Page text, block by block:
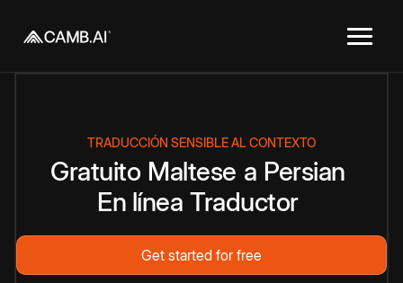
TRADUCCIÓN SENSIBLE AL CONTEXTO
Gratuito Maltese a Persian
En línea Traductor
Get started for free